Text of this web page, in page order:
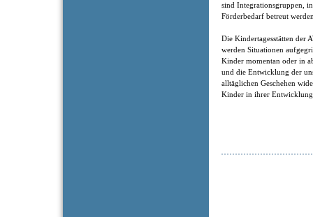
sind Integrationsgruppen,
Förderbedarf betreut
Die Kindertagesstätten der
werden Situationen
Kinder momentan oder in
und die Entwicklung der
alltäglichen Geschehen
Kinder in ihrer